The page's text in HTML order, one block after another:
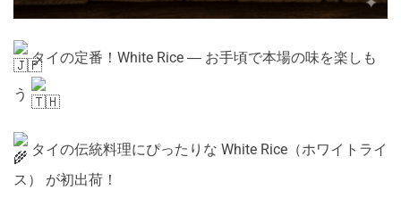
タイの定番！White Rice ― お手頃で本場の味を楽しも
う
タイの伝統料理にぴったりな White Rice（ホワイトライ
ス） が初出荷！